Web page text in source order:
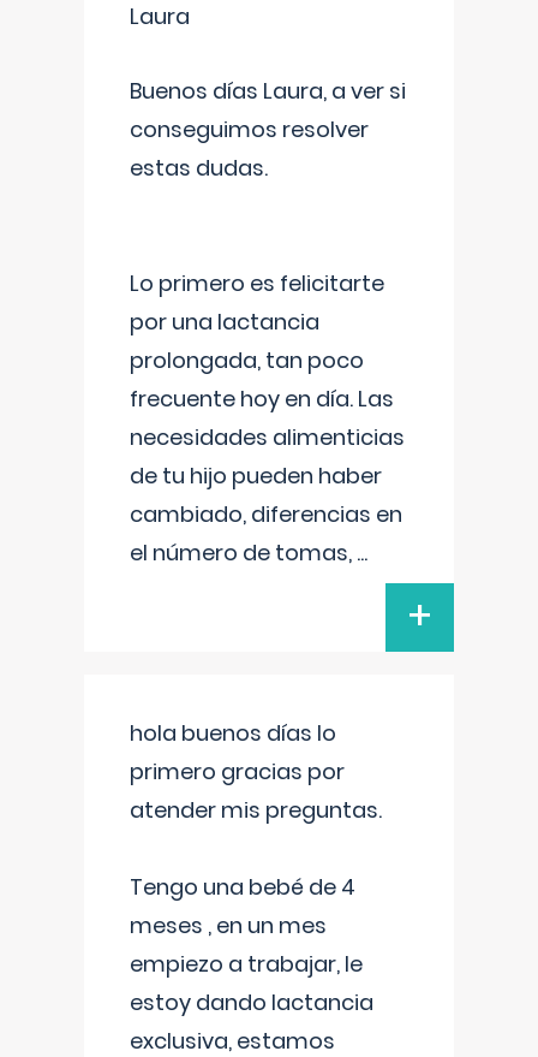
Laura
Buenos días Laura, a ver si
conseguimos resolver
estas dudas.
Lo primero es felicitarte
por una lactancia
prolongada, tan poco
frecuente hoy en día. Las
necesidades alimenticias
de tu hijo pueden haber
cambiado, diferencias en
el número de tomas, ...
+
hola buenos días lo
primero gracias por
atender mis preguntas.
Tengo una bebé de 4
meses , en un mes
empiezo a trabajar, le
estoy dando lactancia
exclusiva, estamos